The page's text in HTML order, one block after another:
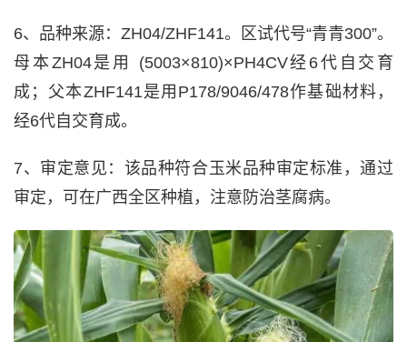
6、品种来源：ZH04/ZHF141。区试代号“青青300”。
母本ZH04是用 (5003×810)×PH4CV经6代自交育
成；父本ZHF141是用P178/9046/478作基础材料，
经6代自交育成。
7、审定意见：该品种符合玉米品种审定标准，通过
审定，可在广西全区种植，注意防治茎腐病。